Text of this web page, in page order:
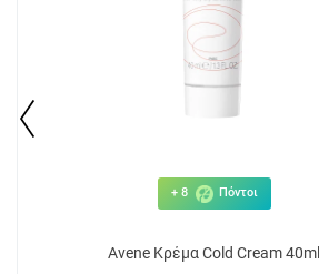
+ 8 Πόντοι
Avene Κρέμα Cold Cream 40ml